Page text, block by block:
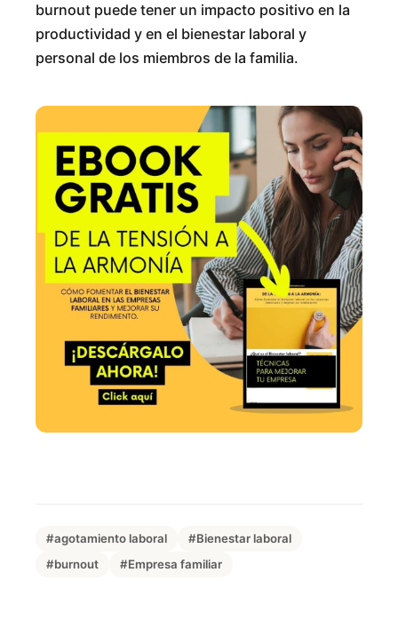
burnout puede tener un impacto positivo en la
productividad y en el bienestar laboral y
personal de los miembros de la familia.
#agotamiento laboral
#Bienestar laboral
#burnout
#Empresa familiar